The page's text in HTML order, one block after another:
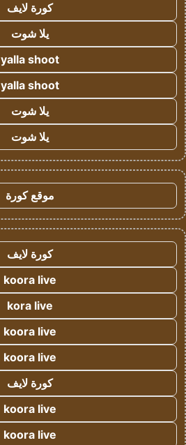
كورة لايف
يلا شوت
yalla shoot
yalla shoot
يلا شوت
يلا شوت
موقع كورة
كورة لايف
koora live
kora live
koora live
koora live
كورة لايف
koora live
koora live